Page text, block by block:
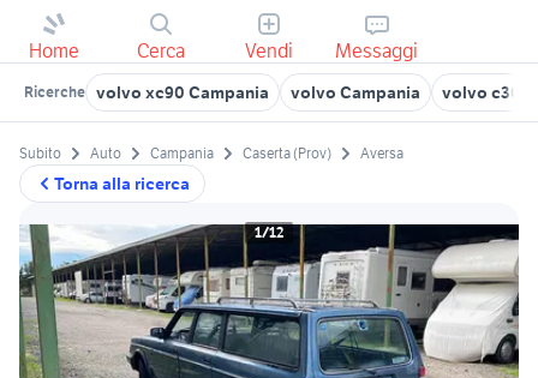
Home Cerca Vendi Messaggi
Ricerche volvo xc90 Campania volvo Campania volvo c30
Torna alla ricerca
Subito Auto Campania Caserta (Prov) Aversa
1/12